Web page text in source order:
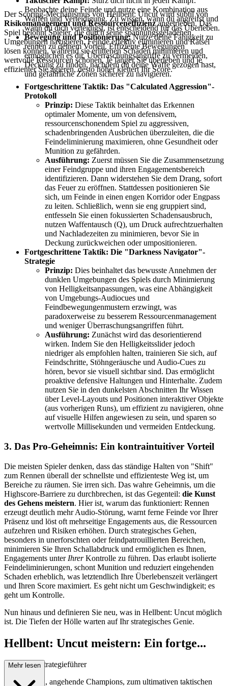
Beobachte deine Feinde und nutze eine Kombination aus
Waffen und Verteidigung. Zu wissen, wann du angreifst und
wann du dich verteidigst, ist entscheidend für das Überleben.
Bewegung und Positionierung:Nutze deine Fähigkeit zu
rennen zu deinem Vorteil. Effiziente Bewegungen
ermöglichen es dir, Überraschungsangriffe zu vermeiden,
Deckung zu finden, nachdem du deine Waffe gezogen hast,
und gefährliche Zonen sicherer zu navigieren.
Der Scoring-Mechanismus von Hellbent: Uncut wird subtil von
Risikomanagement und Ressourceneffizienzangetrieben. Das
Spiel belohnt Spieler, die durch seine spannungsgeladenen
Umgebungen navigieren, Feinde effektiv eliminieren und Rätsel
lösen können, während sie erlittenen Schaden minimieren und
wertvolle Ressourcen schonen. Je länger Sie überleben und je
effizienter Sie agieren, desto höher klettert Ihr Score.
Fortgeschrittene Taktik: Das "Calculated Aggression"-
Protokoll
Prinzip: Diese Taktik beinhaltet das Erkennen
optimaler Momente, um von defensivem,
ressourcenschonendem Spiel zu aggressiven,
schadenbringenden Ausbrüchen überzuleiten, die die
Feindeliminierung maximieren, ohne Gesundheit oder
Munition zu gefährden.
Ausführung: Zuerst müssen Sie die Zusammensetzung
einer Feindgruppe und ihren Engagementsbereich
identifizieren. Dann widerstehen Sie dem Drang, sofort
das Feuer zu eröffnen. Stattdessen positionieren Sie
sich, um Feinde in einen engen Korridor oder Engpass
zu leiten. Schließlich, wenn sie eng gruppiert sind,
entfesseln Sie einen fokussierten Schadensausbruch,
nutzen Waffentausch (Q), um Druck aufrechtzuerhalten
und Nachladezeiten zu minimieren, bevor Sie in
Deckung zurückweichen oder umpositionieren.
Fortgeschrittene Taktik: Die "Darkness Navigator"-
Strategie
Prinzip: Dies beinhaltet das bewusste Annehmen der
dunklen Umgebungen des Spiels durch Minimierung
von Helligkeitsanpassungen, was eine Abhängigkeit
von Umgebungs-Audiocues und
Feindbewegungenmustern erzwingt, was
paradoxerweise zu besserem Ressourcenmanagement
und weniger Überraschungsangriffen führt.
Ausführung: Zunächst wird das desorientierend
wirken. Indem Sie den Helligkeitsslider jedoch
niedriger als empfohlen halten, trainieren Sie sich, auf
Feindschritte, Stöhngeräusche und Audio-Cues zu
hören, bevor sie visuell sichtbar sind. Das ermöglicht
proaktive defensive Haltungen und Hinterhalte. Zudem
nutzen Sie in den dunkelsten Abschnitten Ihr Wissen
über Level-Layouts und Positionen interaktiver Objekte
(aus vorherigen Runs), um effizient zu navigieren, ohne
auf visuelle Hilfen angewiesen zu sein, und sparen so
wertvolle Millisekunden und vermeiden Entdeckung.
3. Das Pro-Geheimnis: Ein kontraintuitiver Vorteil
Die meisten Spieler denken, dass das ständige Halten von "Shift"
zum Rennen überall der schnellste und effizienteste Weg ist, um
Bereiche zu räumen. Sie irren sich. Das wahre Geheimnis, um die
Highscore-Barriere zu durchbrechen, ist das Gegenteil: die Kunst
des Gehens meistern. Hier ist, warum das funktioniert: Rennen
erzeugt deutlich mehr Audio-Störung, warnt ferne Feinde vor Ihrer
Präsenz und löst oft mehrseitige Engagements aus, die Ressourcen
aufzehren und Risiken erhöhen. Durch strategisches Gehen,
besonders in unerforschten oder feindpatrouillierten Bereichen,
minimieren Sie Ihren Schallabdruck und ermöglichen es Ihnen,
Engagements unter IhrerKontrolle zu führen. Das erlaubt isolierte
Feindeliminierungen, schont Munition und reduziert eingehenden
Schaden erheblich, was letztendlich Ihre Überlebenszeit verlängert
und Ihren Score maximiert. Es geht nicht um Geschwindigkeit; es
geht um Kontrolle.
Nun hinaus und definieren Sie neu, was in Hellbent: Uncut möglich
ist. Die Tiefen der Hölle warten auf Ihr strategisches Genie.
Hellbent: Uncut meistern: Ein fortge...
schrittener Strategieführer
Willkommen, angehende Champions, zum ultimativen taktischen
Mehr lesen